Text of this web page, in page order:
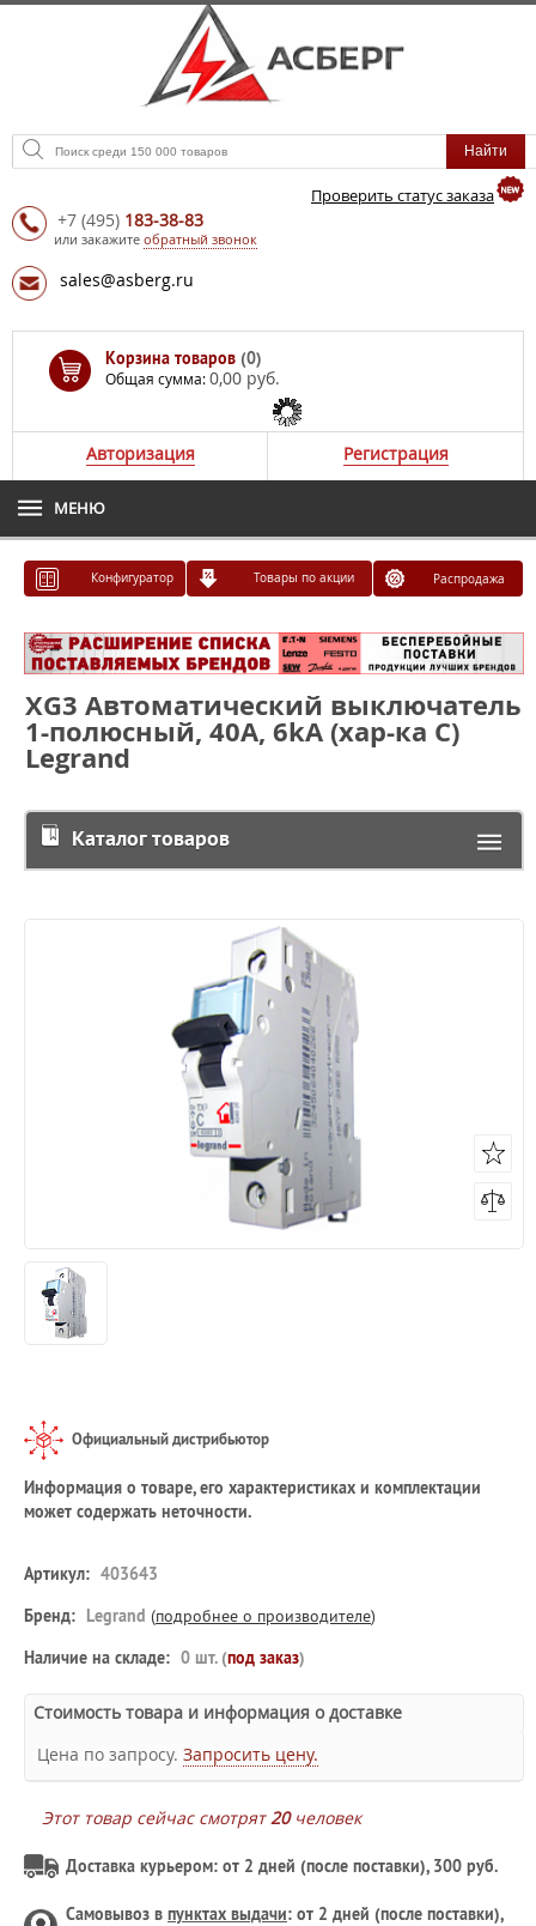
Проверить статус заказа
+7 (495) 183-38-83
или закажите обратный звонок
sales@asberg.ru
Корзина товаров (0)
Общая сумма:0,00 руб.
Авторизация Регистрация
МЕНЮ
Конфигуратор Товары по акции Распродажа
XG3 Автоматический выключатель
1-полюсный, 40А, 6kА (хар-ка C)
Legrand
Каталог товаров
Официальный дистрибьютор
Информация о товаре, его характеристиках и комплектации
может содержать неточности.
Артикул: 403643
Бренд: Legrand (подробнее о производителе)
Наличие на складе: 0 шт. (под заказ)
Стоимость товара и информация о доставке
Цена по запросу. Запросить цену.
Этот товар сейчас смотрят20человек
Доставка курьером: от 2 дней (после поставки), 300 руб.
Самовывоз в пунктах выдачи: от 2 дней (после поставки),